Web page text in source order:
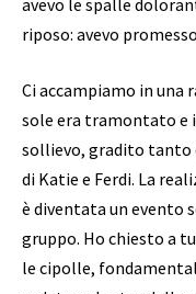
riposo: avevo
Ci accampiamo in una
sole era tramontato e
sollievo, gradito tanto
di Katie e Ferdi. La
è diventata un evento
gruppo. Ho chiesto a
le cipolle,